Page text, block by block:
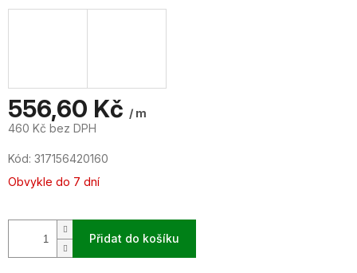
556,60 Kč / m
460 Kč bez DPH
cena:
Kód: 317156420160
Obvykle do 7 dní
Přidat do košíku